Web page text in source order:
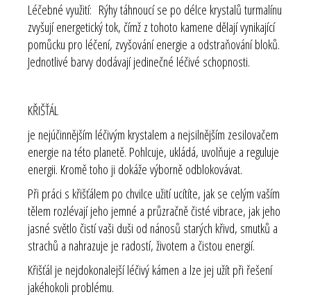
Léčebné využití: Rýhy táhnoucí se po délce krystalů turmalínu
zvyšují energetický tok, čímž z tohoto kamene dělají vynikající
pomůcku pro léčení, zvyšování energie a odstraňování bloků.
Jednotlivé barvy dodávají jedinečné léčivé schopnosti.
KŘIŠŤÁL
je nejúčinnějším léčivým krystalem a nejsilnějším zesilovačem
energie na této planetě. Pohlcuje, ukládá, uvolňuje a reguluje
energii. Kromě toho ji dokáže výborně odblokovávat.
Při práci s křišťálem po chvilce užití ucítíte, jak se celým vaším
tělem rozlévají jeho jemné a průzračně čisté vibrace, jak jeho
jasné světlo čistí vaši duši od nánosů starých křivd, smutků a
strachů a nahrazuje je radostí, životem a čistou energií.
Křišťál je nejdokonalejší léčivý kámen a lze jej užít při řešení
jakéhokoli problému.